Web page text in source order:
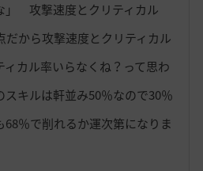
」 攻撃速度とクリティカル
から攻撃速度とクリティカル
カル率いらなくね？って思わ
キルは軒並み50％なので30％
％で削れるか運次第になりま